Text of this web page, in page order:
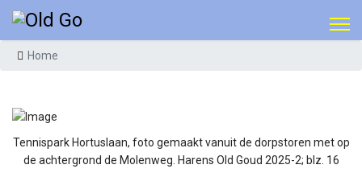
Home
Tennispark Hortuslaan, foto gemaakt vanuit de dorpstoren met op
de achtergrond de Molenweg. Harens Old Goud 2025-2; blz. 16